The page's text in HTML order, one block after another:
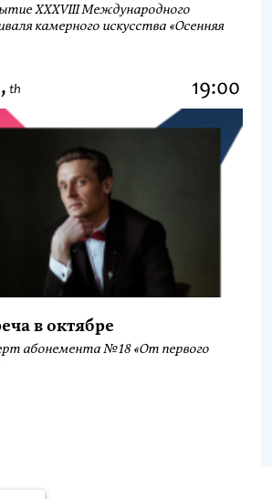
ХХХVIII Международного
камерного искусства «Осенняя
th 19:00
в октябре
абонемента №18 «От первого
(119021, Москва, ул. Льва